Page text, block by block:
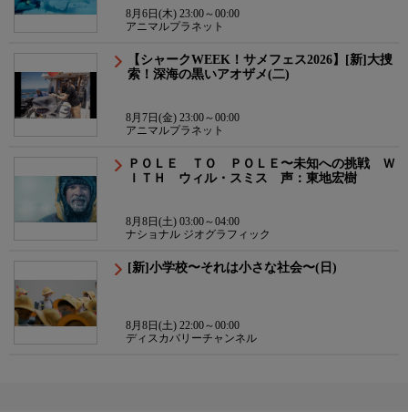
8月6日(木) 23:00～00:00
アニマルプラネット
【シャークWEEK！サメフェス2026】[新]大捜
索！深海の黒いアオザメ(二)
8月7日(金) 23:00～00:00
アニマルプラネット
ＰＯＬＥ ＴＯ ＰＯＬＥ〜未知への挑戦 Ｗ
ＩＴＨ ウィル・スミス 声：東地宏樹
8月8日(土) 03:00～04:00
ナショナル ジオグラフィック
[新]小学校〜それは小さな社会〜(日)
8月8日(土) 22:00～00:00
ディスカバリーチャンネル